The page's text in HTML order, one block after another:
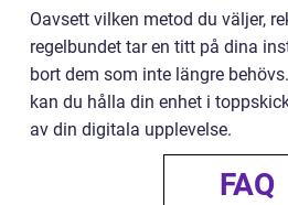
Oavsett vilken metod du väljer,
regelbundet tar en titt på dina
bort dem som inte längre
kan du hålla din enhet i
av din digitala upplevelse.
FAQ